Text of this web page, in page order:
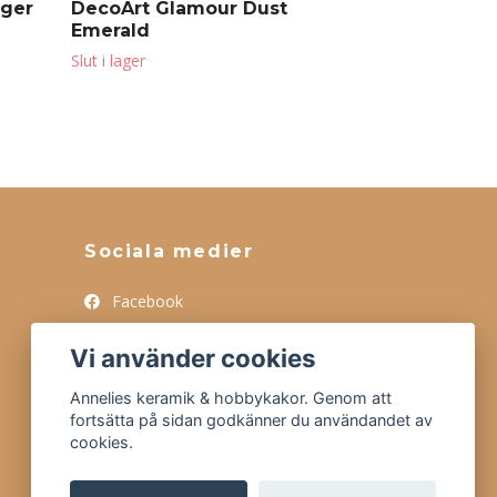
DecoArt Glamour Dust
Emerald
Slut i lager
Sociala medier
Facebook
Tiktok
Vi använder cookies
Annelies keramik & hobbykakor. Genom att
fortsätta på sidan godkänner du användandet av
cookies.